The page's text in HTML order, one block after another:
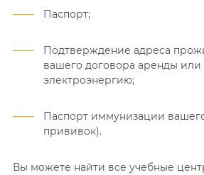
Паспорт;
Подтверждение адреса
вашего договора аренды или
электроэнергию;
Паспорт иммунизации
прививок).
Вы можете найти все учебные